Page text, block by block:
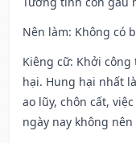
Nên làm: Không có
Kiêng cữ: Khởi công
hại. Hung hại nhất
ao lũy, chôn cất,
ngày nay không